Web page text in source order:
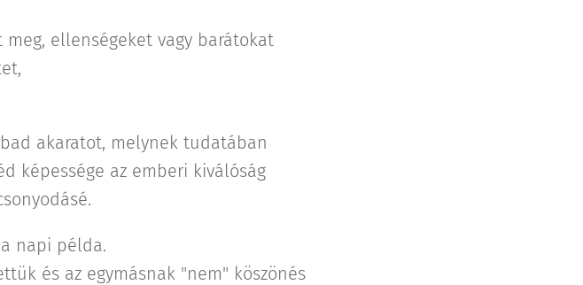
ellenségeket vagy barátokat
akaratot, melynek tudatában
képessége az emberi kiválóság
napi példa.
és az egymásnak "nem" köszönés